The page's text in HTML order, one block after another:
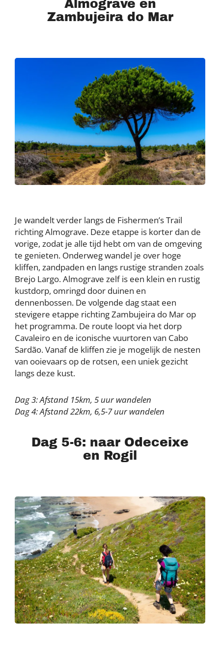
Almograve en
Zambujeira do Mar
Je wandelt verder langs de Fishermen’s Trail
richting Almograve. Deze etappe is korter dan de
vorige, zodat je alle tijd hebt om van de omgeving
te genieten. Onderweg wandel je over hoge
kliffen, zandpaden en langs rustige stranden zoals
Brejo Largo. Almograve zelf is een klein en rustig
kustdorp, omringd door duinen en
dennenbossen. De volgende dag staat een
stevigere etappe richting Zambujeira do Mar op
het programma. De route loopt via het dorp
Cavaleiro en de iconische vuurtoren van Cabo
Sardão. Vanaf de kliffen zie je mogelijk de nesten
van ooievaars op de rotsen, een uniek gezicht
langs deze kust.
Dag 3: Afstand 15km, 5 uur wandelen
Dag 4: Afstand 22km, 6,5-7 uur wandelen
Dag 5-6: naar Odeceixe
en Rogil